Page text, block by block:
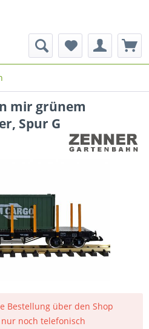
mir grünem
Spur G
Bestellung über den Shop
noch telefonisch